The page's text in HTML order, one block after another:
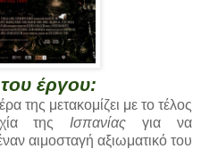
έργου:
της μετακομίζει με το τέλος
της Ισπανίας για να
αιμοσταγή αξιωματικό του